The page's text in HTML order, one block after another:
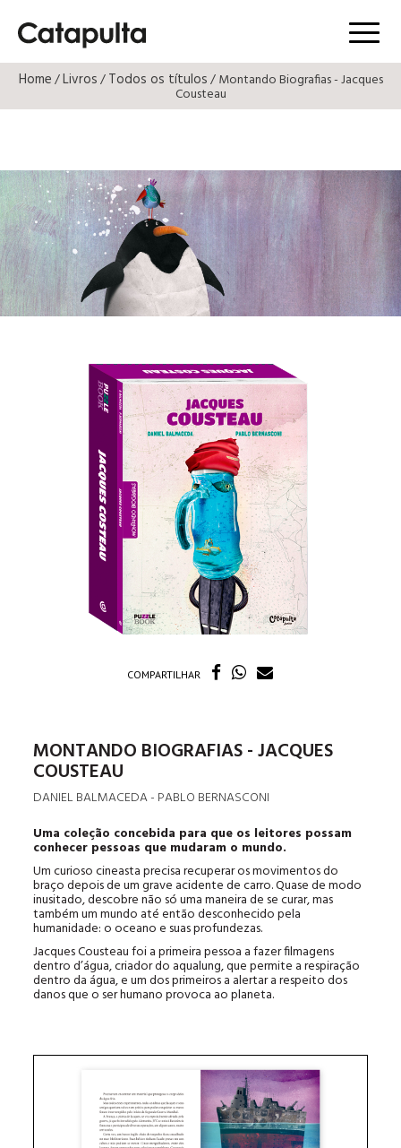
Menú
Home/Livros/Todos os títulos/ Montando Biografias - Jacques
Cousteau
COMPARTILHAR
MONTANDO BIOGRAFIAS - JACQUES
COUSTEAU
DANIEL BALMACEDA - PABLO BERNASCONI
Uma coleção concebida para que os leitores possam
conhecer pessoas que mudaram o mundo.
Um curioso cineasta precisa recuperar os movimentos do
braço depois de um grave acidente de carro. Quase de modo
inusitado, descobre não só uma maneira de se curar, mas
também um mundo até então desconhecido pela
humanidade: o oceano e suas profundezas.
Jacques Cousteau foi a primeira pessoa a fazer filmagens
dentro d’água, criador do aqualung, que permite a respiração
dentro da água, e um dos primeiros a alertar a respeito dos
danos que o ser humano provoca ao planeta.